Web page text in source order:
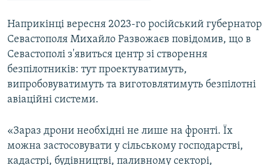
Наприкінці вересня 2023-го російський губернатор
Севастополя Михайло Развожаєв повідомив, що в
Севастополі з'явиться центр зі створення
безпілотників: тут проектуватимуть,
випробовуватимуть та виготовлятимуть безпілотні
авіаційні системи.
«Зараз дрони необхідні не лише на фронті. Їх
можна застосовувати у сільському господарстві,
кадастрі, будівництві, паливному секторі,